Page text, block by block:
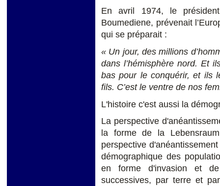
En avril 1974, le
Boumediene, prévenait
qui se préparait :
« Un jour, des millions
dans l’hémisphère nord. Et
bas pour le conquérir, et ils
fils. C’est le ventre de nos
L'histoire c'est aussi la
La perspective
la forme de la
perspective
démographique des
en forme d'invasion et
successives, par terre et